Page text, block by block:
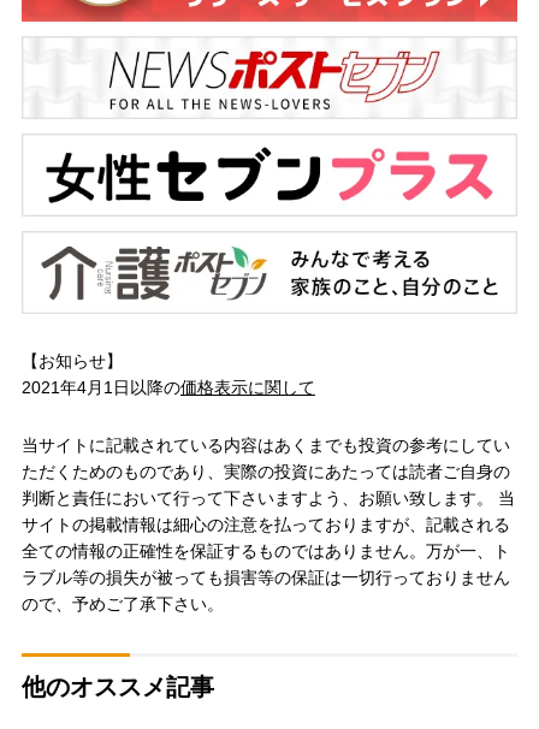
【お知らせ】
2021年4月1日以降の価格表示に関して
当サイトに記載されている内容はあくまでも投資の参考にしてい
ただくためのものであり、実際の投資にあたっては読者ご自身の
判断と責任において行って下さいますよう、お願い致します。 当
サイトの掲載情報は細心の注意を払っておりますが、記載される
全ての情報の正確性を保証するものではありません。万が一、ト
ラブル等の損失が被っても損害等の保証は一切行っておりません
ので、予めご了承下さい。
他のオススメ記事